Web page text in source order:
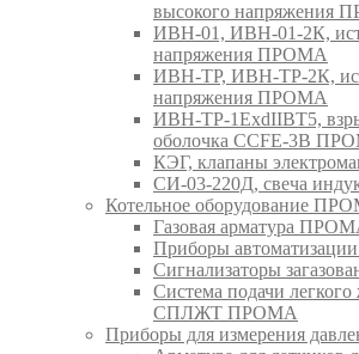
высокого напряжения
ИВН-01, ИВН-01-2К,
напряжения ПРОМА
ИВН-ТР, ИВН-ТР-2К,
напряжения ПРОМА
ИВН-ТР-1ExdIIBT5,
оболочка CCFE-3B
КЭГ, клапаны
СИ-03-220Д, свеча
Котельное оборудование
Газовая арматура
Приборы
Сигнализаторы
Система подачи
СПЛЖТ ПРОМА
Приборы для измерения